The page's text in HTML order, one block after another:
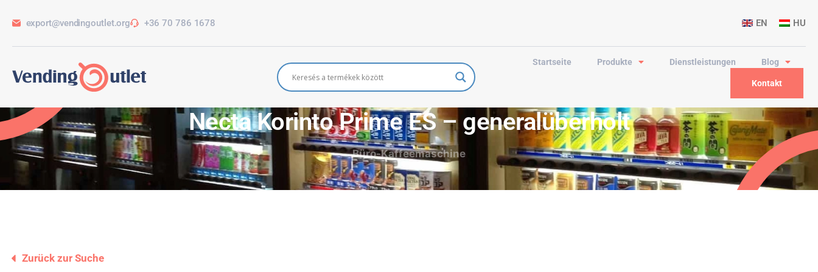
export@vendingoutlet.org +36 70 786 1678 EN HU
Startseite Produkte Dienstleistungen Blog
Kontakt
Necta Korinto Prime ES – generalüberholt
Büro-Kaffeemaschine
Zurück zur Suche